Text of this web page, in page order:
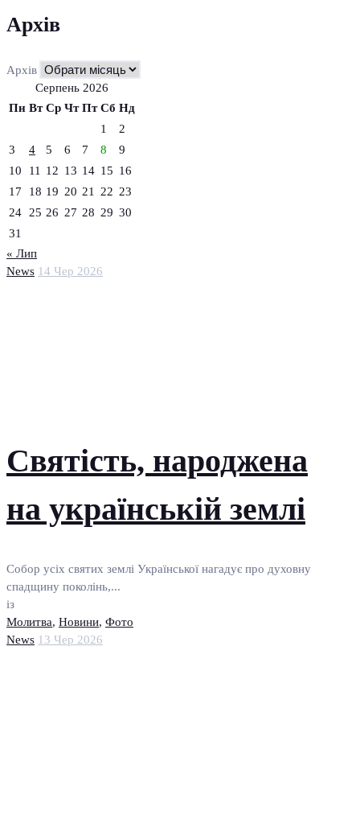
News 14 Чер 2026
Святість, народжена
на українській землі
Собор усіх святих землі Української нагадує про духовну
спадщину поколінь,...
із
Молитва, Новини, Фото
News 13 Чер 2026
Архів
Архів
Серпень 2026
Пн Вт Ср Чт Пт Сб Нд
1
2
3
4 5 6 7 8
9
10
11 12 13 14 15 16
17
18 19 20 21 22 23
24
25 26 27 28 29 30
31
« Лип